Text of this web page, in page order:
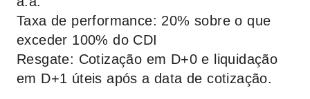
Taxa de performance: 20% sobre o que
exceder 100% do CDI
Resgate: Cotização em D+0 e liquidação
em D+1 úteis após a data de cotização.